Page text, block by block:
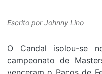
Escrito porJohnny Lino
O Candal isolou-se
campeonato de
venceram o Paços de